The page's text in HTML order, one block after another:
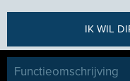
IK WIL
Functieomschrijving